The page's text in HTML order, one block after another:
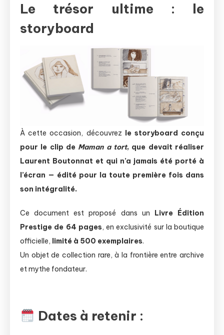
Le trésor ultime : le
storyboard
À cette occasion, découvrez
le storyboard conçu
pour le clip de Maman a tort, que devait réaliser
Laurent Boutonnat et qui n’a jamais été porté à
l’écran — édité pour la toute première fois dans
son intégralité.
Ce document est proposé dans un
Livre Édition
Prestige de 64 pages, en exclusivité sur la boutique
officielle, limité à 500 exemplaires.
Un objet de collection rare, à la frontière entre archive
et mythe fondateur.
Dates à retenir :